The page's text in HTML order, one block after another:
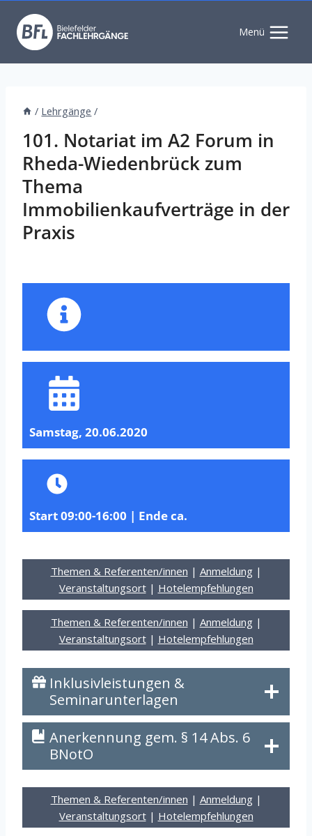
Inhalt
springen
Menü
/ Lehrgänge /
101. Notariat im A2 Forum in
Rheda-Wiedenbrück zum
Thema
Immobilienkaufverträge in der
Praxis
Samstag, 20.06.2020
Start 09:00-16:00 | Ende ca.
Themen & Referenten/innen | Anmeldung|
Veranstaltungsort| Hotelempfehlungen
Themen & Referenten/innen | Anmeldung|
Veranstaltungsort| Hotelempfehlungen
Inklusivleistungen &
Seminarunterlagen
Anerkennung gem. § 14 Abs. 6
BNotO
Themen & Referenten/innen | Anmeldung|
Veranstaltungsort| Hotelempfehlungen